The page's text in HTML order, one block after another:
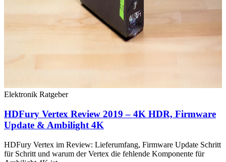
Elektronik Ratgeber
HDFury Vertex Review 2019 – 4K HDR, Firmware
Update & Ambilight 4K
HDFury Vertex im Review: Lieferumfang, Firmware Update Schritt
für Schritt und warum der Vertex die fehlende Komponente für